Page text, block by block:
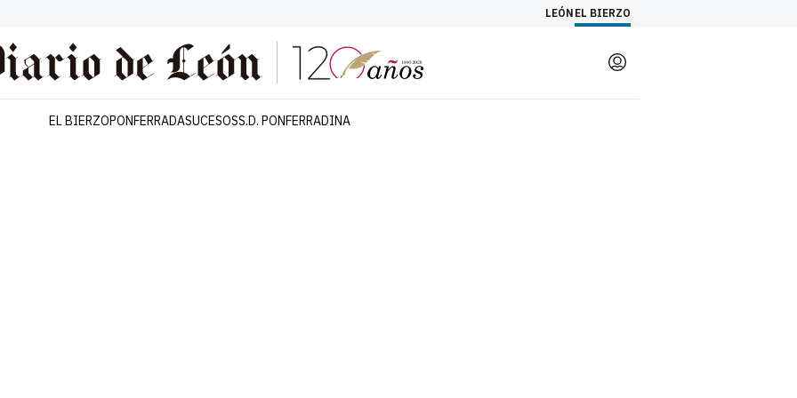
LEÓN EL BIERZO
Login
EL BIERZOPONFERRADASUCESOSS.D. PONFERRADINA